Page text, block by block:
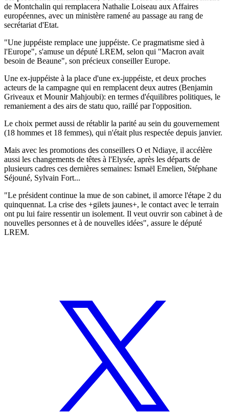
de Montchalin qui remplacera Nathalie Loiseau aux Affaires
européennes, avec un ministère ramené au passage au rang de
secrétariat d'Etat.
"Une juppéiste remplace une juppéiste. Ce pragmatisme sied à
l'Europe", s'amuse un député LREM, selon qui "Macron avait
besoin de Beaune", son précieux conseiller Europe.
Une ex-juppéiste à la place d'une ex-juppéiste, et deux proches
acteurs de la campagne qui en remplacent deux autres (Benjamin
Griveaux et Mounir Mahjoubi): en termes d'équilibres politiques, le
remaniement a des airs de statu quo, raillé par l'opposition.
Le choix permet aussi de rétablir la parité au sein du gouvernement
(18 hommes et 18 femmes), qui n'était plus respectée depuis janvier.
Mais avec les promotions des conseillers O et Ndiaye, il accélère
aussi les changements de têtes à l'Elysée, après les départs de
plusieurs cadres ces dernières semaines: Ismaël Emelien, Stéphane
Séjouné, Sylvain Fort...
"Le président continue la mue de son cabinet, il amorce l'étape 2 du
quinquennat. La crise des +gilets jaunes+, le contact avec le terrain
ont pu lui faire ressentir un isolement. Il veut ouvrir son cabinet à de
nouvelles personnes et à de nouvelles idées", assure le député
LREM.